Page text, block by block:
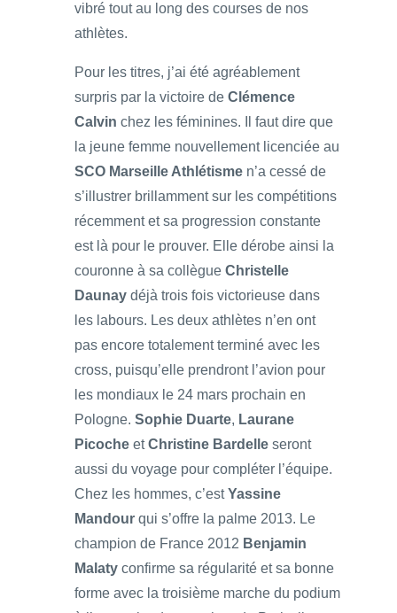
vibré tout au long des courses de nos
athlètes.
Pour les titres, j’ai été agréablement
surpris par la victoire de Clémence
Calvin chez les féminines. Il faut dire que
la jeune femme nouvellement licenciée au
SCO Marseille Athlétisme n’a cessé de
s’illustrer brillamment sur les compétitions
récemment et sa progression constante
est là pour le prouver. Elle dérobe ainsi la
couronne à sa collègue Christelle
Daunay déjà trois fois victorieuse dans
les labours. Les deux athlètes n’en ont
pas encore totalement terminé avec les
cross, puisqu’elle prendront l’avion pour
les mondiaux le 24 mars prochain en
Pologne. Sophie Duarte, Laurane
Picoche etChristine Bardelle seront
aussi du voyage pour compléter l’équipe.
Chez les hommes, c’estYassine
Mandour qui s’offre la palme 2013. Le
champion de France 2012 Benjamin
Malaty confirme sa régularité et sa bonne
forme avec la troisième marche du podium